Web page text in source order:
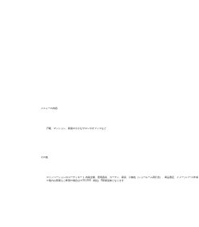
メニューの内容
戸建、マンション、新築の小さなサロンやオフィスなど
その他
※リノベーションのコーディネート 内装全般、照明器具、カーテン、家具、小物迄（ショールーム同行含）、商品選定、イメージパース作成
※他のお部屋もご希望の場合は￥33,000（税込）/1部屋追加となります